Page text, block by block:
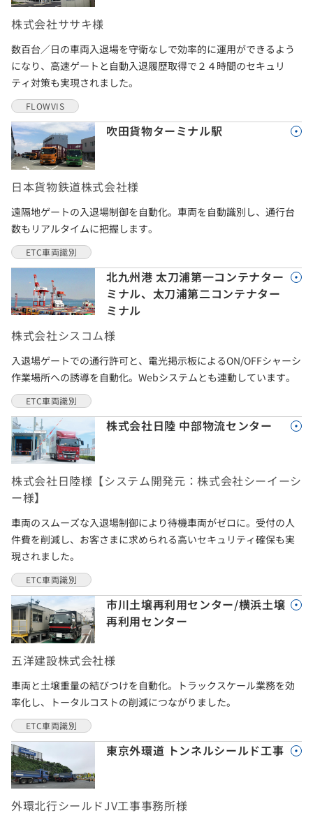
株式会社ササキ様
数百台／日の車両入退場を守衛なしで効率的に運用ができるよう
になり、高速ゲートと自動入退履歴取得で２４時間のセキュリ
ティ対策も実現されました。
FLOWVIS
吹田貨物ターミナル駅
日本貨物鉄道株式会社様
遠隔地ゲートの入退場制御を自動化。車両を自動識別し、通行台
数もリアルタイムに把握します。
ETC車両識別
北九州港 太刀浦第一コンテナター
ミナル、太刀浦第二コンテナター
ミナル
株式会社シスコム様
入退場ゲートでの通行許可と、電光掲示板によるON/OFFシャーシ
作業場所への誘導を自動化。Webシステムとも連動しています。
ETC車両識別
株式会社日陸 中部物流センター
株式会社日陸様【システム開発元：株式会社シーイーシ
ー様】
車両のスムーズな入退場制御により待機車両がゼロに。受付の人
件費を削減し、お客さまに求められる高いセキュリティ確保も実
現されました。
ETC車両識別
市川土壌再利用センター/横浜土壌
再利用センター
五洋建設株式会社様
車両と土壌重量の結びつけを自動化。トラックスケール業務を効
率化し、トータルコストの削減につながりました。
ETC車両識別
東京外環道 トンネルシールド工事
外環北行シールドJV工事事務所様